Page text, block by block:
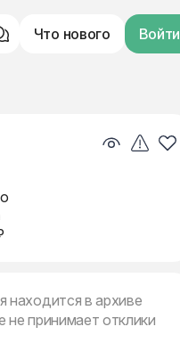
Что нового Войти
находится в архиве
не принимает отклики